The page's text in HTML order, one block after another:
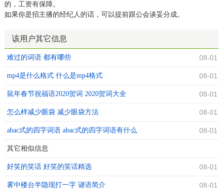
的，工资有保障。
如果你是招主播的经纪人的话，可以提前跟公会谈妥分成。
该用户其它信息
难过的词语 都有哪些 08-01
mp4是什么格式 什么是mp4格式 08-01
鼠年春节祝福语2020贺词 2020贺词大全 08-01
怎么样减少眼袋 减少眼袋方法 08-01
abac式的四字词语 abac式的四字词语有什么 08-01
其它相似信息
好笑的笑话 好笑的笑话精选 08-01
雾中楼台半隐现打一字 谜语简介 08-01